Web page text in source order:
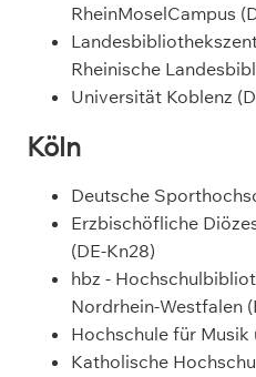
RheinMoselCampus
Rheinische
Universität Koblenz
Köln
Deutsche
Erzbischöfliche
(DE-Kn28)
hbz -
Nordrhein-Westfalen
Hochschule für Musik
Katholische